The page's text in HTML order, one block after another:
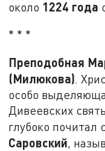
около 1224 года
* * *
Преподобная
(Милюкова).
особо
Дивеевских
глубоко почитал
Саровский,